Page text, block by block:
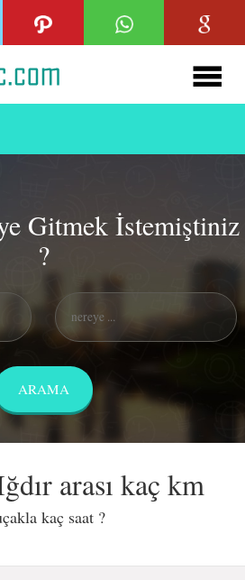
Gitmek İstemiştiniz
?
arası kaç km
kaç saat ?